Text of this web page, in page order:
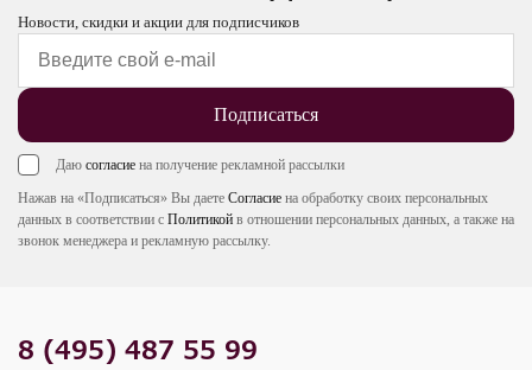
Новости, скидки и акции для подписчиков
Подписаться
Даю согласие на получение рекламной рассылки
Нажав на «Подписаться» Вы даете Согласие на обработку своих персональных
данных в соответствии с Политикой в отношении персональных данных, а также на
звонок менеджера и рекламную рассылку.
8 (495) 487 55 99